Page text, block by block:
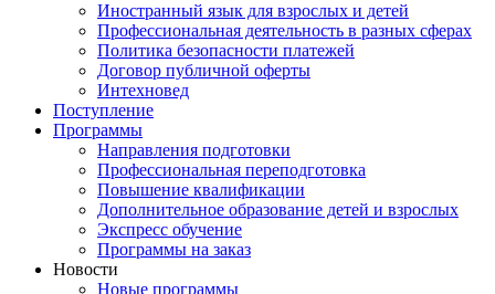
Иностранный язык для взрослых и детей
Профессиональная деятельность в разных сферах
Политика безопасности платежей
Договор публичной оферты
Интехновед
Поступление
Программы
Направления подготовки
Профессиональная переподготовка
Повышение квалификации
Дополнительное образование детей и взрослых
Экспресс обучение
Программы на заказ
Новости
Новые программы